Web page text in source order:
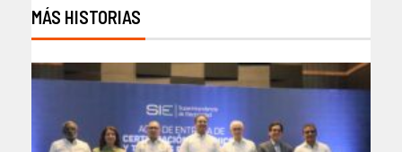
MÁS HISTORIAS